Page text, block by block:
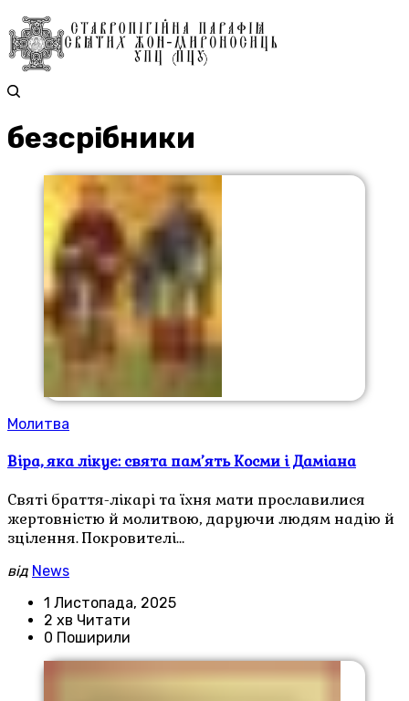
безсрібники
Молитва
Віра, яка лікує: свята пам’ять Косми і Даміана
Святі браття-лікарі та їхня мати прославилися
жертовністю й молитвою, даруючи людям надію й
зцілення. Покровителі…
від News
1 Листопада, 2025
2 хв Читати
0 Поширили